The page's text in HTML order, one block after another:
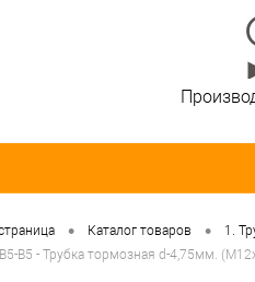
• Каталог товаров • 1.
B5 - Трубка тормозная d-4,75мм.